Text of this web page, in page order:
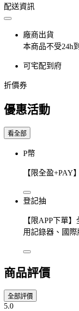
配送資訊
廠商出貨
本商品不受24h
可宅配到府
折價券
優惠活動
看全部
P幣
【限全盈+PAY
登記抽
【限APP下單
用記錄器、國
商品評價
全部評價
5.0